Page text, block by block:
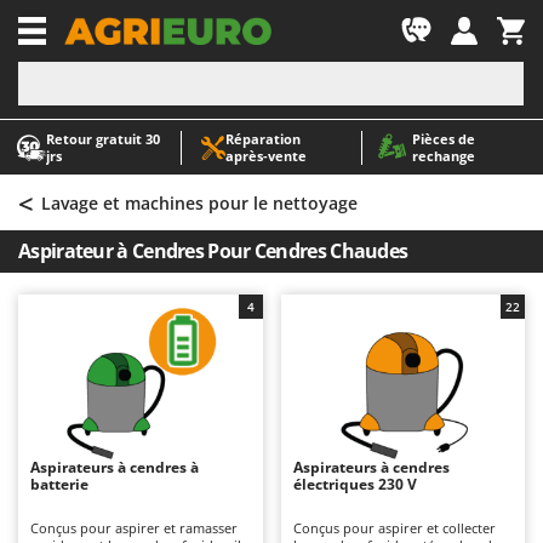
Retour gratuit 30
jrs
Réparation
après‑vente
Pièces de
rechange
-1
A
Abris de jardin
Accessoires pour tracteurs tondeuses autoportés
Aérateurs Scarificateurs pour gazon
Arracheuses de pommes de terre pour tracteur
Aspirateurs - Balais Électriques
Aspirateurs à cendres
Aspirateurs à feuilles sur roues
Aspirateurs de piscine
Aspirateurs Multifonctions
Atomiseurs agricoles pour tracteurs
Atomiseurs pour traitements
A
AgriEuro Premium
AgriEuro TOP-LINE
AGT
AL-KO
ALA 2000
Alce
Alpina
Ama
< Lavage et machines pour le nettoyage
Aspirateur à Cendres Pour Cendres Chaudes
Aspirateurs à cendres à
batterie
Conçus pour aspirer et ramasser
4
Aspirateurs à cendres
électriques 230 V
Conçus pour aspirer et collecter
22